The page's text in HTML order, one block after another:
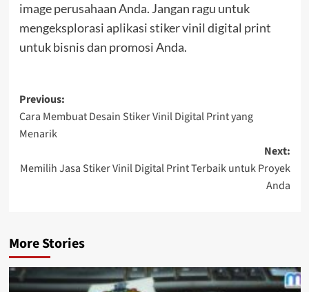
image perusahaan Anda. Jangan ragu untuk
mengeksplorasi aplikasi stiker vinil digital print
untuk bisnis dan promosi Anda.
Post
navigation
Previous:
Cara Membuat Desain Stiker Vinil Digital Print yang
Menarik
Next:
Memilih Jasa Stiker Vinil Digital Print Terbaik untuk Proyek
Anda
More Stories